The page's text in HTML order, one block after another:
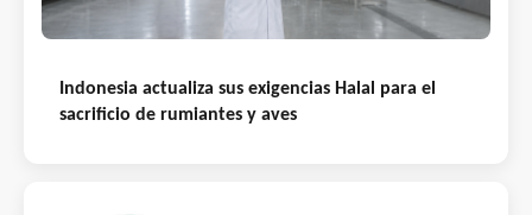
Indonesia actualiza sus exigencias Halal para el
sacrificio de rumiantes y aves